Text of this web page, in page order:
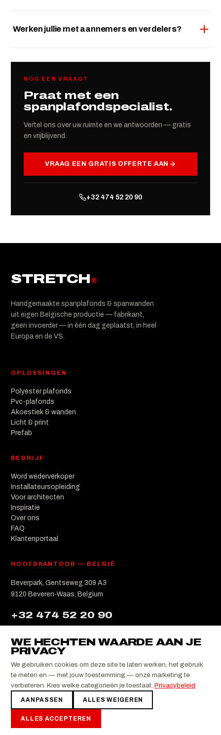
Werken jullie met aannemers en verdelers?
NOG EEN VRAAG?
Praat met een
spanplafondspecialist.
Vertel ons over uw ruimte en we antwoorden — gratis
en vrijblijvend.
VRAAG EEN GRATIS OFFERTE AAN
+32 474 52 20 90
STRETCH®
Handgemaakte spanplafonds & spanwanden
uit eigen Belgische productie — fabrikant,
geen invoerder — in één dag geplaatst, in heel
Europa en de VS.
OPLOSSINGEN
Polyester plafonds
Pvc-plafonds
Akoestiek & wanden
Licht & print
Prefab
BEDRIJF
Word wederverkoper
Installateursopleiding
Voor architecten
Inspiratie
Over ons
FAQ
Klantenportaal
HOOFDKANTOOR — BELGIË
Beverpark, Gentseweg 309 A3
9120 Beveren-Waas, Belgium
+32 474 52 20 90
US · NEW YORKPL · CZĘSTOCHOWA
Copyright ©2026
STRETCH Group — Powered by STRETCH
PrivacyVoorwaardenCookies beheren
WE HECHTEN WAARDE AAN JE
PRIVACY
We gebruiken cookies om deze site te laten werken, het gebruik
te meten en — met jouw toestemming — onze marketing te
verbeteren. Kies welke categorieën je toestaat. Privacybeleid
AANPASSEN ALLES WEIGEREN
ALLES ACCEPTEREN